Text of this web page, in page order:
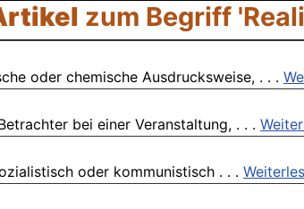
zum Begriff
oder chemische Ausdrucksweise, . . .
bei einer Veranstaltung, . . .
oder kommunistisch . . .